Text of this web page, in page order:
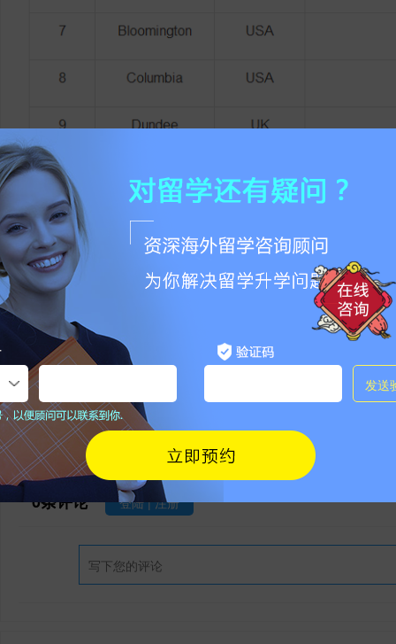
看完最少房租TOP10城市的小伙伴是不是都发现了竟然还是美国上榜
点击收藏
非特殊说明，本文版权原作者，转载请注明出处
本文地址：https://www.jiemo.net/news/show-67119.html
请勿相信除官方外其他任何联系方式，谨防被骗！
0条评论 登陆|注册